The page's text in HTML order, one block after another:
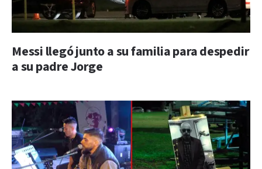
Messi llegó junto a su familia para despedir
a su padre Jorge